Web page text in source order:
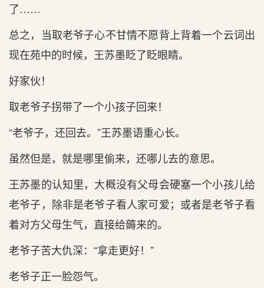
了……
总之，当取老爷子心不甘情不愿背上背着一个云词出
现在苑中的时候，王苏墨眨了眨眼睛。
好家伙！
取老爷子拐带了一个小孩子回来！
“老爷子，还回去。”王苏墨语重心长。
虽然但是，就是哪里偷来，还哪儿去的意思。
王苏墨的认知里，大概没有父母会硬塞一个小孩儿给
老爷子，除非是老爷子看人家可爱；或者是老爷子看
着对方父母生气，直接给薅来的。
老爷子苦大仇深：“拿走更好！”
老爷子正一脸怨气。